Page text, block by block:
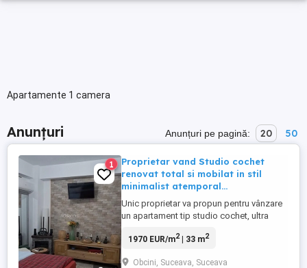
Apartamente 1 camera
Anunțuri Anunțuri pe pagină: 20 50
1
Proprietar vand Studio cochet
renovat total si mobilat in stil
minimalist atemporal...
Unic proprietar va propun pentru vânzare
un apartament tip studio cochet, ultra
situat in cartierul Obcini la 4 minute de
atmosferă plină de eleganță și confort,
1970 EUR/m2| 33 m2
Obcini, Suceava, Suceava